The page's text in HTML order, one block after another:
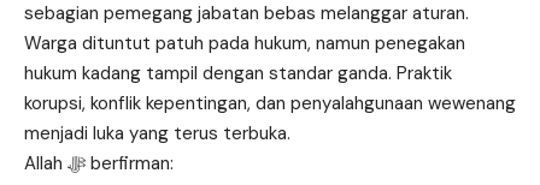
sebagian pemegang jabatan bebas melanggar aturan.
Warga dituntut patuh pada hukum, namun penegakan
hukum kadang tampil dengan standar ganda. Praktik
korupsi, konflik kepentingan, dan penyalahgunaan wewenang
menjadi luka yang terus terbuka.
Allah ﷻ berfirman: